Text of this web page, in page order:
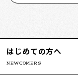
はじめての方へ
NEWCOMERS